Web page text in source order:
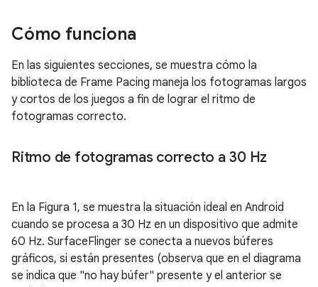
Cómo funciona
En las siguientes secciones, se muestra cómo la
biblioteca de Frame Pacing maneja los fotogramas largos
y cortos de los juegos a fin de lograr el ritmo de
fotogramas correcto.
Ritmo de fotogramas correcto a 30 Hz
En la Figura 1, se muestra la situación ideal en Android
cuando se procesa a 30 Hz en un dispositivo que admite
60 Hz. SurfaceFlinger se conecta a nuevos búferes
gráficos, si están presentes (observa que en el diagrama
se indica que "no hay búfer" presente y el anterior se